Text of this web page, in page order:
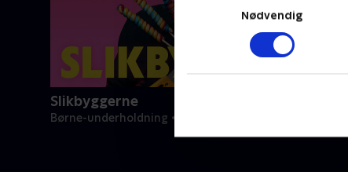
Nødvendig
Slikbyggerne
Børne-underholdning • 3 sæsoner